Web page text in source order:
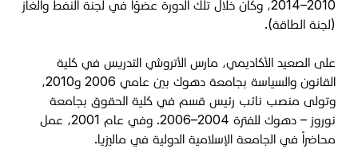
2010–2014، وكان خلال تلك الدورة عضوًا في لجنة النفط والغاز
(لجنة الطاقة).
على الصعيد الأكاديمي، مارس الأتروشي التدريس في كلية
القانون والسياسة بجامعة دهوك بين عامي 2006 و2010،
وتولى منصب نائب رئيس قسم في كلية الحقوق بجامعة
نوروز – دهوك للفترة 2004–2006. وفي عام 2001، عمل
محاضراً في الجامعة الإسلامية الدولية في ماليزيا.